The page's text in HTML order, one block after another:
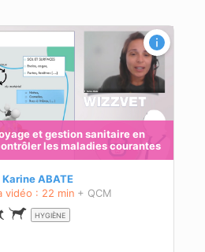
et gestion sanitaire en
les maladies courantes
Karine ABATE
vidéo : 22 min + QCM
HYGIÈNE